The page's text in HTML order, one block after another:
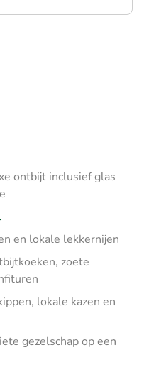
ontbijt inclusief glas
en lokale lekkernijen
zoete
lokale kazen en
gezelschap op een